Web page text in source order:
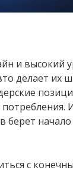
и высокий
делает их
начало
с